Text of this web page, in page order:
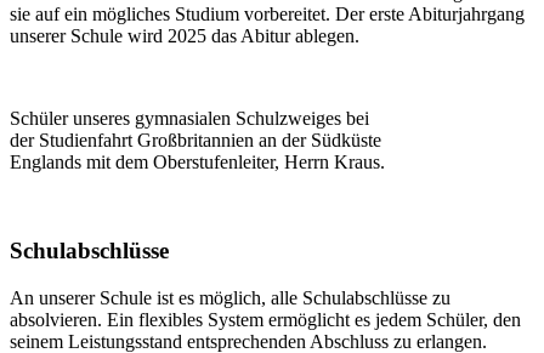
sie auf ein mögliches Studium vorbereitet. Der erste Abiturjahrgang
unserer Schule wird 2025 das Abitur ablegen.
Schüler unseres gymnasialen Schulzweiges bei
der Studienfahrt Großbritannien an der Südküste
Englands mit dem Oberstufenleiter, Herrn Kraus.
Schulabschlüsse
An unserer Schule ist es möglich, alle Schulabschlüsse zu
absolvieren. Ein flexibles System ermöglicht es jedem Schüler, den
seinem Leistungsstand entsprechenden Abschluss zu erlangen.